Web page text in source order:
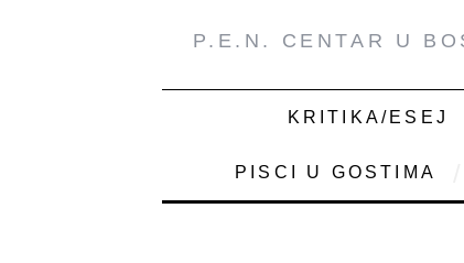
P.E.N. CENTAR U
KRITIKA/ESEJ
PISCI U GOSTIMA